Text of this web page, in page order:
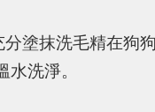
塗抹洗毛精在狗
洗淨。